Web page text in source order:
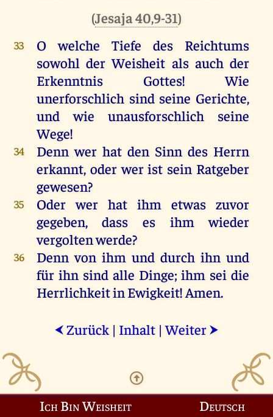
(Jesaja 40,9-31)
33 O welche Tiefe des
Reichtums
sowohl der Weisheit als auch der
Erkenntnis
Gottes!Wie
unerforschlich sind seine Gerichte,
und
wie unausforschlich seine
Wege!
34 Denn wer hat den Sinn des Herrn
erkannt, oder wer ist sein Ratgeber
gewesen?
35 Oder wer hat ihm etwas zuvor
gegeben, dass es ihm
wieder
vergoltenwerde?
36 Denn von ihm und durch ihn und
für ihn sind alle Dinge;ihm sei die
HerrlichkeitinEwigkeit!Amen.
⮜ Zurück | Inhalt |Weiter ⮞
Ich Bin Weisheit Deutsch